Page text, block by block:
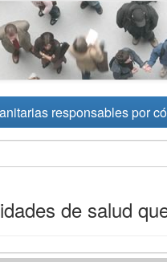
responsables por
de salud